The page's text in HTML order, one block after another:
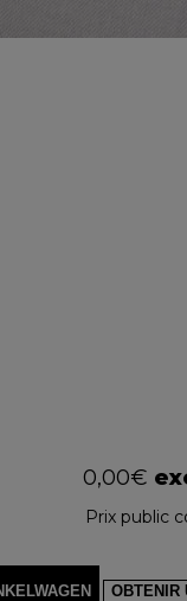
0,00€
Prix public
OBTENIR